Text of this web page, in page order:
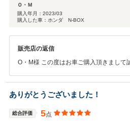
Ｏ・Ｍ
購入年月： 2023/03
購入した車：ホンダ N-BOX
販売店の返信
O・M様 この度はお車ご購入頂きまして
ます。
ありがとうございました！
総合評価 5点